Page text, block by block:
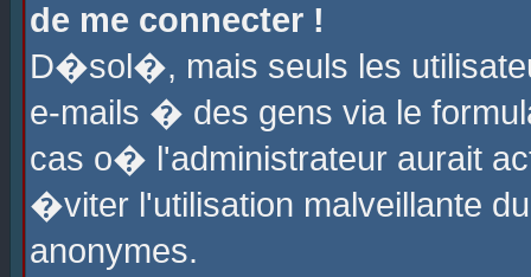
de me connecter !
D�sol�, mais seuls les
e-mails � des gens via le
cas o� l'administrateur aurait
�viter l'utilisation malveillante
anonymes.